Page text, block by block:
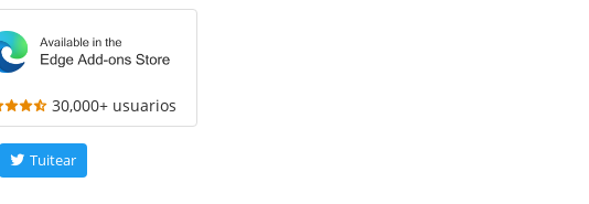
30,000+ usuarios
Tuitear